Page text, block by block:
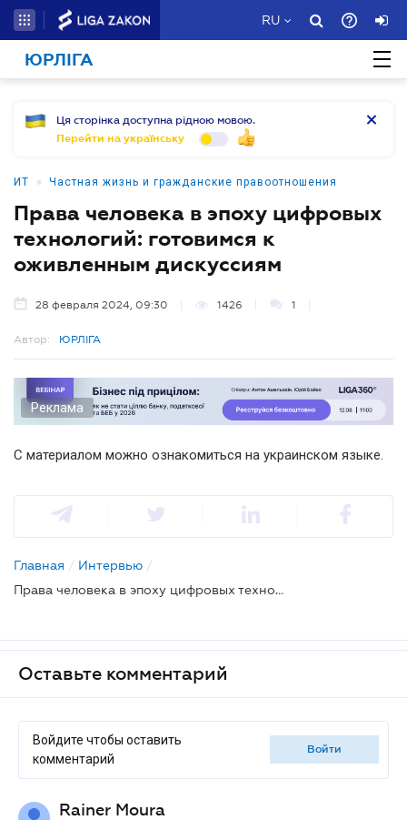
RU
ЮРЛІГА
Ця сторінка доступна рідною мовою.
Перейти на українську
ИТ • Частная жизнь и гражданские правоотношения
Права человека в эпоху цифровых
технологий: готовимся к
оживленным дискуссиям
28 февраля 2024, 09:30 1426 1
Автор: ЮРЛІГА
Реклама
С материалом можно ознакомиться на украинском языке.
Главная / Интервью /
Права человека в эпоху цифровых технологий: готовимся к оживленным дискуссиям
Оставьте комментарий
Войдите чтобы оставить
комментарий
войти
Rainer Moura